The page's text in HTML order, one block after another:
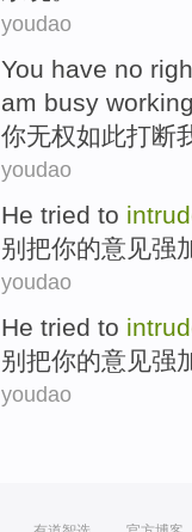
youdao
You have no
am busy working
你无权如此打断
youdao
He tried to
别 把你的意见强
youdao
He tried to
别 把你的意见强
youdao